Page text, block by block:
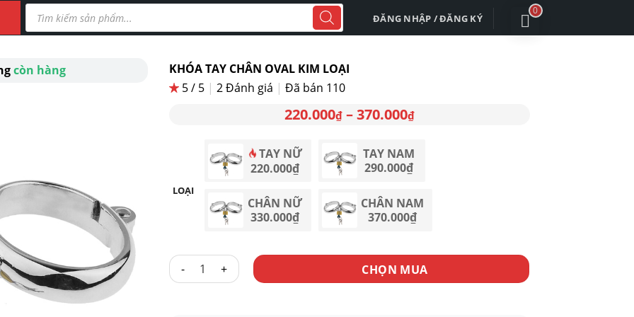
Tìm
kiếm
phẩm
ĐĂNG NHẬP / ĐĂNG KÝ
còn hàng
KHÓA TAY CHÂN OVAL KIM LOẠI
5 / 5 | 2Đánh giá | Đã bán 110
220.000₫ –370.000₫
LOẠI
TAY NỮ
220.000₫
TAY NAM
290.000₫
CHÂN NỮ
330.000₫
CHÂN NAM
370.000₫
KHÓA TAY CHÂN OVAL KIM LOẠI số lượngCHỌN MUA
0